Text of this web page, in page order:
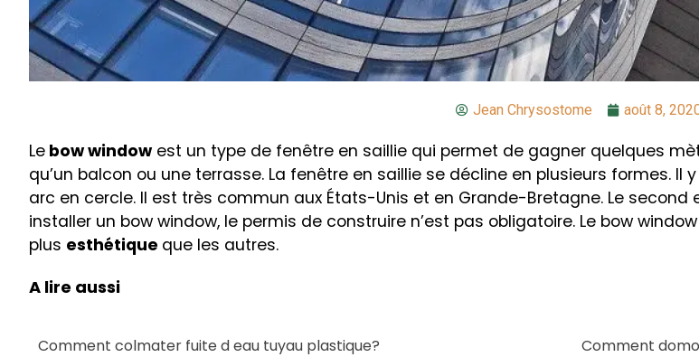
Jean Chrysostome août 8,
Le bow window est un type de fenêtre en saillie qui permet de gagner quelques
qu’un balcon ou une terrasse. La fenêtre en saillie se décline en plusieurs formes. Il
arc en cercle. Il est très commun aux États-Unis et en Grande-Bretagne. Le
installer un bow window, le permis de construire n’est pas obligatoire. Le bow
plus esthétique que les autres.
A lire aussi
Comment colmater fuite d eau tuyau plastique? Comment